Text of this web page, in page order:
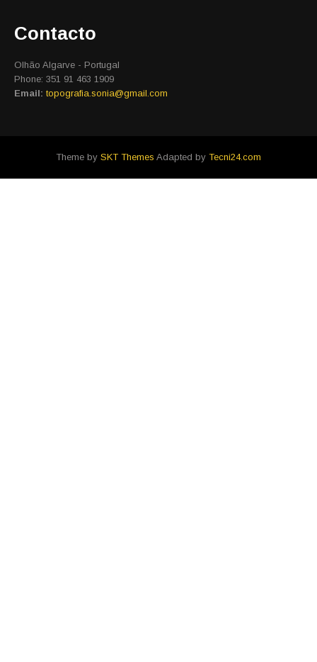
Contacto
Olhão Algarve - Portugal
Phone: 351 91 463 1909
Email: topografia.sonia@gmail.com
Theme by SKT Themes Adapted by Tecni24.com